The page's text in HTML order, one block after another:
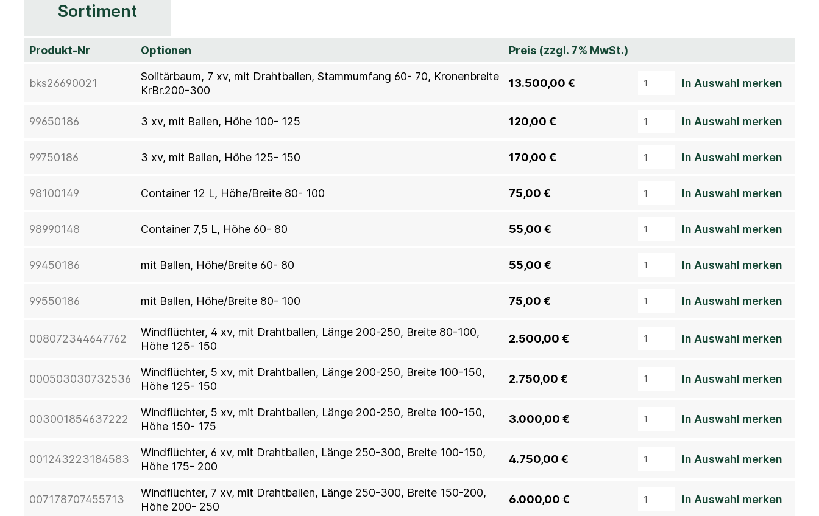
Sortiment
Produkt-Nr Optionen Preis (zzgl. 7% MwSt.)
bks26690021
Solitärbaum, 7 xv, mit Drahtballen, Stammumfang 60- 70, Kronenbreite
KrBr.200-300
13.500,00 € In Auswahl merken
99650186 3 xv, mit Ballen, Höhe 100- 125 120,00 € In Auswahl merken
99750186 3 xv, mit Ballen, Höhe 125- 150 170,00 € In Auswahl merken
98100149 Container 12 L, Höhe/Breite 80- 100 75,00 € In Auswahl merken
98990148 Container 7,5 L, Höhe 60- 80 55,00 € In Auswahl merken
99450186 mit Ballen, Höhe/Breite 60- 80 55,00 € In Auswahl merken
99550186 mit Ballen, Höhe/Breite 80- 100 75,00 € In Auswahl merken
008072344647762
Windflüchter, 4 xv, mit Drahtballen, Länge 200-250, Breite 80-100,
Höhe 125- 150
2.500,00 € In Auswahl merken
000503030732536
Windflüchter, 5 xv, mit Drahtballen, Länge 200-250, Breite 100-150,
Höhe 125- 150
2.750,00 € In Auswahl merken
003001854637222
Windflüchter, 5 xv, mit Drahtballen, Länge 200-250, Breite 100-150,
Höhe 150- 175
3.000,00 € In Auswahl merken
001243223184583
Windflüchter, 6 xv, mit Drahtballen, Länge 250-300, Breite 100-150,
Höhe 175- 200
4.750,00 € In Auswahl merken
007178707455713
Windflüchter, 7 xv, mit Drahtballen, Länge 250-300, Breite 150-200,
Höhe 200- 250
6.000,00 € In Auswahl merken